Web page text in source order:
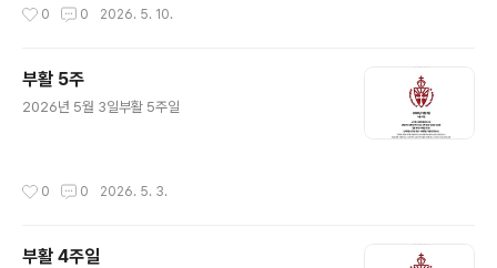
0 0 2026. 5. 10.
부활 5주
2026년 5월 3일부활 5주일
0 0 2026. 5. 3.
부활 4주일